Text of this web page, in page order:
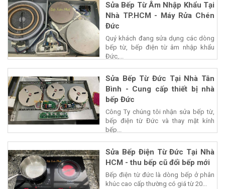
Sửa Bếp Từ Âm Nhập Khẩu Tại
Nhà TP.HCM - Máy Rửa Chén
Đức
Quý khách đang sửa dụng các dòng
bếp từ, bếp điện từ âm nhập khẩu
Đức,...
Sửa Bếp Từ Đức Tại Nhà Tân
Bình - Cung cấp thiết bị nhà
bếp Đức
Công Ty chúng tôi nhận sửa bếp từ,
bếp điện từ Đức và thay mặt kính
bếp...
Sửa Bếp Điện Từ Đức Tại Nhà
HCM - thu bếp cũ đổi bếp mới
Bếp điện từ đức là dòng bếp ở phân
khúc cao cấp thường có giá từ 20...